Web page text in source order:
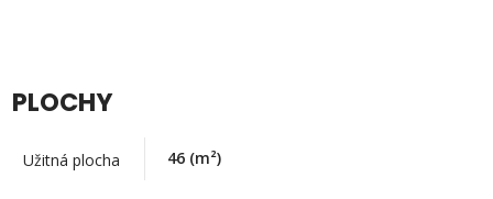
PLOCHY
Užitná plocha 46 (m²)